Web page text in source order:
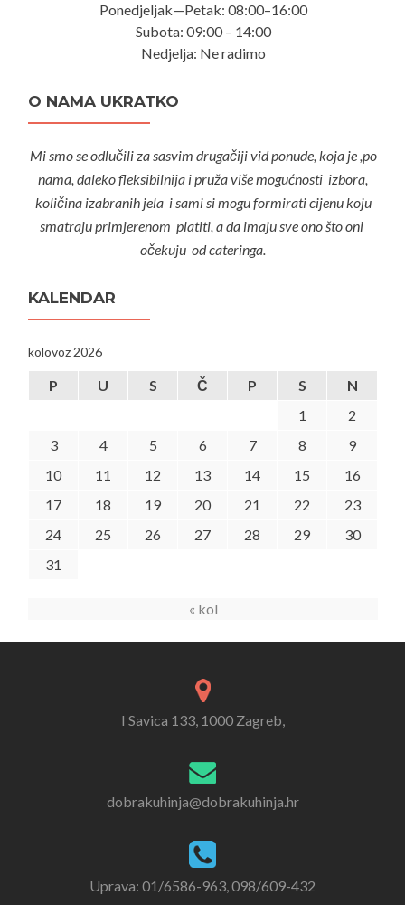
Ponedjeljak—Petak: 08:00–16:00
Subota: 09:00 – 14:00
Nedjelja: Ne radimo
O NAMA UKRATKO
Mi smo se odlučili za sasvim drugačiji vid ponude, koja je ,po
nama, daleko fleksibilnija i pruža više mogućnosti izbora,
količina izabranih jela i sami si mogu formirati cijenu koju
smatraju primjerenom platiti, a da imaju sve ono što oni
očekuju od cateringa.
KALENDAR
kolovoz 2026
P U S Č P S
N
1
2
3
4 5 6 7 8
9
10
11 12 13 14 15
16
17
18 19 20 21 22
23
24
25 26 27 28 29
30
31
« kol
I Savica 133, 1000 Zagreb,
dobrakuhinja@dobrakuhinja.hr
Uprava: 01/6586-963, 098/609-432